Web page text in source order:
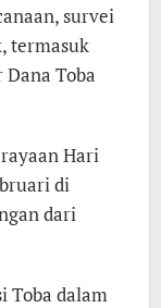
survei
termasuk
Toba
Hari
di
dari
Toba dalam